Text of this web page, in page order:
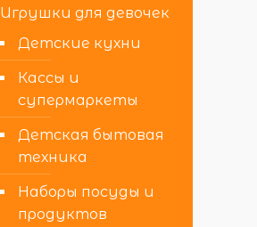
Игрушки для девочек
Детские кухни
Кассы и
супермаркеты
Детская бытовая
техника
Наборы посуды и
продуктов